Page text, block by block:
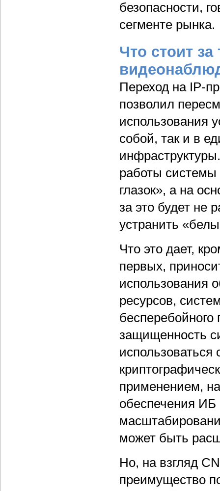
безопасности,
сегменте рынка.
Что стоит
Переход на IP-
позволил
использования
собой, так и в
работы системы
глазок», а на
за это будет не
устранить
Что это дает,
первых,
использования
ресурсов,
защищенность
использоваться
применением,
обеспечения ИБ
может быть
Но, на взгляд
преимущество